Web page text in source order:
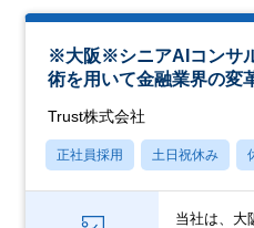
※大阪※シニアAIコンサ
術を用いて金融業界の変
Trust株式会社
正社員採用 土日祝休み
当社は、大